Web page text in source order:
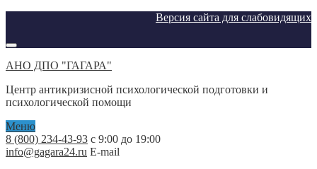
Версия сайта для слабовидящих
АНО ДПО "ГАГАРА"
Центр антикризисной психологической подготовки и
психологической помощи
Меню
8 (800) 234-43-93 с 9:00 до 19:00
info@gagara24.ru E-mail